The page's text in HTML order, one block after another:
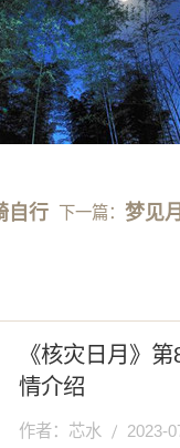
自行 下一篇：梦见
《核灾日月》
情介绍
作者：芯水 2023-